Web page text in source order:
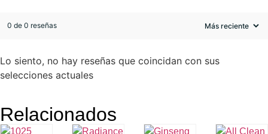
0 de 0 reseñas
Lo siento, no hay reseñas que coincidan con sus
selecciones actuales
Relacionados